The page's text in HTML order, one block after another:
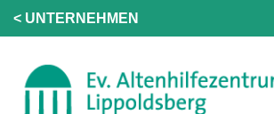
< UNTERNEHMEN